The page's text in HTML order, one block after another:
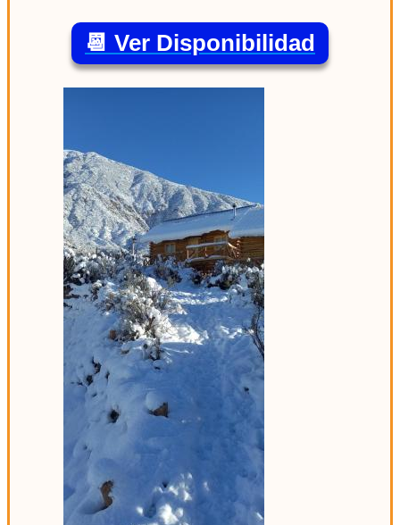
📆 Ver Disponibilidad